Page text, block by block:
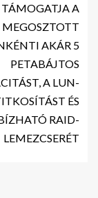
TÁMOGATJA A
MEGOSZTOTT
AKÁR 5
PETABÁJTOS
A LUN-
ÉS
RAID-
LEMEZCSERÉT